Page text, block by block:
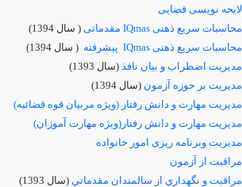
لایحه نویسی قضایی
محاسبات سریع ذهنی IQmas مقدماتی
( سال 1394)
محاسبات سریع ذهنی IQmas پیشرفته
( سال 1394)
مديريت اضطراب و بيان نافذ (سال 1393)
مديريت بر حوزه آزمون (سال 1394)
مدیریت مهارت و دانش رفتار (ویژه مربیان قوه قضائیه)
مدیریت مهارت و دانش رفتار(ویژه مهارت آموزان)
مدیریت وبرنامه ریزی امور خانواده
مراقبت از آزمون
مراقبت و نگهداري از سالمندان مقدماتي (سال 1393)